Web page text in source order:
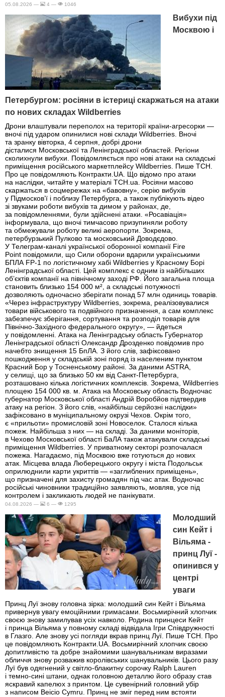
05.08.2026 — 4 — 1046
Вибухи під
Москвою і
Петербургом: росіяни в істериці скаржаться на атаки
по нових складах Wildberries
Дрони влаштували переполох на території країни-агресорки —
вночі під ударом опинилися нові склади Wildberries. Вночі
та зранку вівторка, 4 серпня, добрі дрони
дісталися Московської та Ленінградської областей. Регіони
сколихнули вибухи. Повідомляється про нові атаки на складські
приміщення російського маркетплейсу Wildberries. Пише ТСН.
Про це повідомляють Контракти.UA. Що відомо про атаки
на наслідки, читайте у матеріалі ТСН.ua. Росіяни масово
скаржаться в соцмережах на «бавовну», серію вибухів
у Підмосков’ї і поблизу Петербурга, а також публікують відео
зі звуками роботи вибухів та димом у районах, де,
за повідомленнями, були здійснені атаки. «Росавіація»
інформувала, що вночі тимчасово призупиняли роботу
та обмежували роботу великі аеропорти. Зокрема,
петербурзький Пулково та московський Доводєдово.
У Телеграм-каналі української оборонної компанії Fire
Point повідомили, що Сили оборони вдарили українськими
БПЛА FP-1 по логістичному хабі Wildberries у Красному Борі
Ленінградської області. Цей комплекс є одним із найбільших
об’єктів компанії на північному заході РФ. Його загальна площа
становить близько 154 000 м², а складські потужності
дозволяють одночасно зберігати понад 57 млн одиниць товарів.
«Через інфраструктуру Wildberries, зокрема, реалізовувалися
товари військового та подвійного призначення, а сам комплекс
забезпечує зберігання, сортування та розподіл товарів для
Північно-Західного федерального округу», — йдеться
у повідомленні. Атака на Ленінградську область Губернатор
Ленінградської області Олександр Дрозденко повідомив про
начебто знищення 15 БпЛА. З його слів, зафіксовано
пошкодження у складській зоні поряд із населеним пунктом
Красний Бор у Тосненському районі. За даними ASTRA,
у селищі, що за близько 50 км від Санкт-Петербурга,
розташовано кілька логістичних комплексів. Зокрема, Wildberries
площею 154 000 кв. м. Атака на Московську область Водночас
губернатор Московської області Андрій Воробйов підтвердив
атаку на регіон. З його слів, «найбільш серйозні наслідки»
зафіксовано в муніципальному окрузі Чехов. Окрім того,
є «прильоти» промисловій зоні Новоселок. Сталося кілька
пожеж. Найбільша з них — на складі. За даними моніторів,
в Чехово Московської області БаЛА також атакували складські
приміщення Wildberries. У приватному секторі розпочалася
пожежа. Нагадаємо, під Москвою вже готуються до нових
атак. Місцева влада Люберецького округу і міста Подольськ
оприлюднили карти укриттів — «заглиблених приміщень»,
що призначені для захисту громадян під час атак. Водночас
російські чиновники традиційно заявляють, мовляв, усе під
контролем і закликають людей не панікувати.
04.08.2026 — 6 — 1295
Молодший
син Кейт і
Вільяма -
принц Луї -
опинився у
центрі
уваги
Принц Луї знову головна зірка: молодший син Кейт і Вільяма
привернув увагу емоційними гримасами. Восьмирічний хлопчик
своєю знову замилував усіх навколо. Родина принцеси Кейт
і принца Вільяма у повному складі відвідала Ігри Співдружності
в Глазго. Але знову усі погляди вкрав принц Луї. Пише ТСН. Про
це повідомляють Контракти.UA. Восьмирічний хлопчик своєю
допитливістю та добре знайомими шанувальникам виразами
обличчя знову розважив королівських шанувальників. Цього разу
Луї був одягнений у світло-блакитну сорочку Ralph Lauren
і темно-сині штани, однак головною деталлю його образу став
яскравий капелюх з принтом. Це сувенірний головний убір
з написом Beicio Cymru. Принц не зміг перед ним встояти